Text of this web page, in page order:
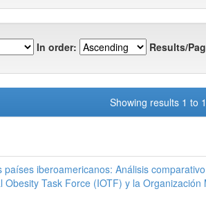
In order: Results/
Showing results 1 to
iberoamericanos: Análisis
Task Force (IOTF) y la Organización